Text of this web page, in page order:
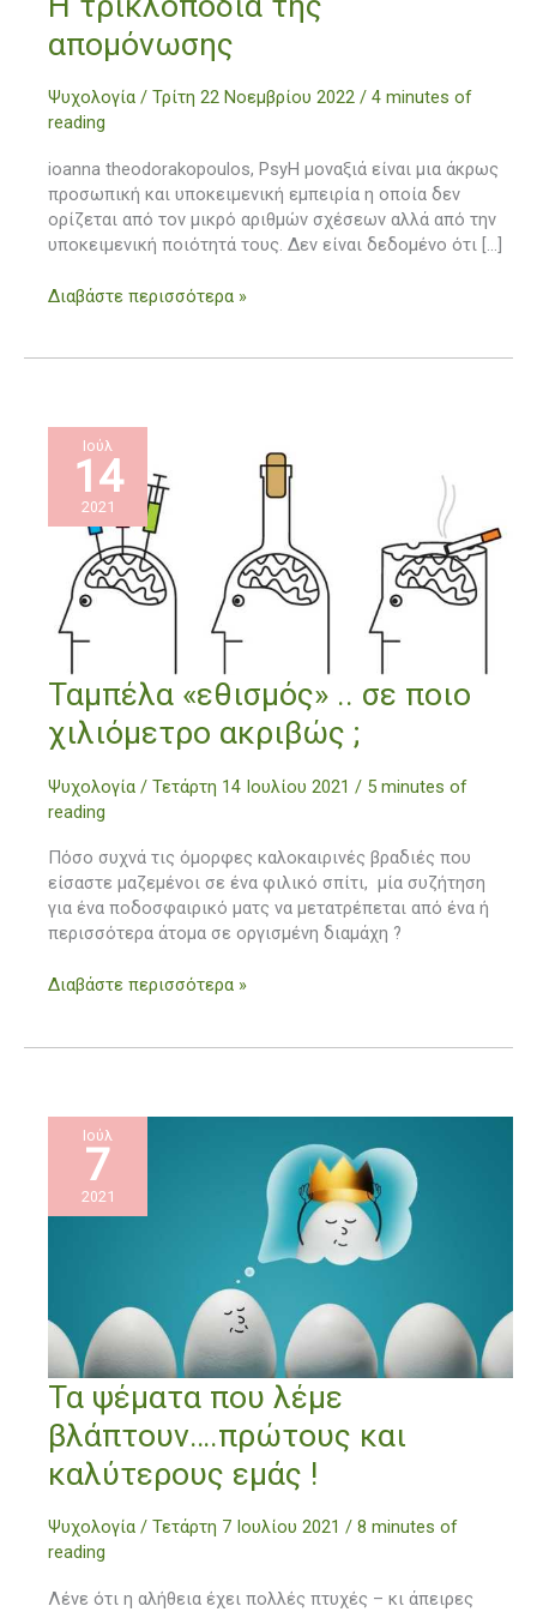
απομόνωσης
Ψυχολογία / Τρίτη 22 Νοεμβρίου 2022 / 4 minutes of
reading
ioanna theodorakopoulos, PsyΗ μοναξιά είναι μια άκρως
προσωπική και υποκειμενική εμπειρία η οποία δεν
ορίζεται από τον μικρό αριθμών σχέσεων αλλά από την
υποκειμενική ποιότητά τους. Δεν είναι δεδομένο ότι […]
τρικλοποδιά
της
Διαβάστε περισσότερα »
Ιούλ
14
2021
Ταμπέλα «εθισμός» .. σε ποιο
χιλιόμετρο ακριβώς ;
Ψυχολογία / Τετάρτη 14 Ιουλίου 2021 / 5 minutes of
reading
Πόσο συχνά τις όμορφες καλοκαιρινές βραδιές που
είσαστε μαζεμένοι σε ένα φιλικό σπίτι, μία συζήτηση
για ένα ποδοσφαιρικό ματς να μετατρέπεται από ένα ή
περισσότερα άτομα σε οργισμένη διαμάχη ?
Ταμπέλα
«εθισμός»
..
ποιο
χιλιόμετρο
;
Διαβάστε περισσότερα »
Ιούλ
7
2021
Τα ψέματα που λέμε
βλάπτουν….πρώτους και
καλύτερους εμάς !
Ψυχολογία / Τετάρτη 7 Ιουλίου 2021 / 8 minutes of
reading
Λένε ότι η αλήθεια έχει πολλές πτυχές – κι άπειρες
Τα
ψέματα
που
λέμε
βλάπτουν….πρώτους
καλύτερους
εμάς